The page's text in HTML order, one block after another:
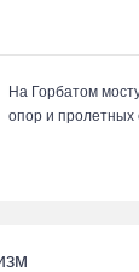
На Горбатом
опор и пролетных